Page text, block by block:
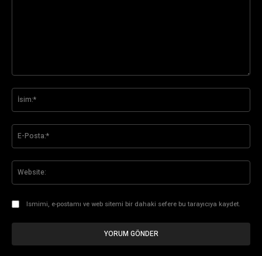
Ismimi, e-postamı ve web sitemi bir dahaki sefere bu tarayıcıya kaydet.